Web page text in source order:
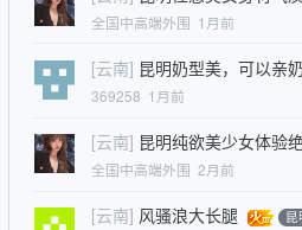
全国中高端外围 1月前
[云南] 昆明奶型美，可以亲
369258 1月前
[云南] 昆明纯欲美少女体验
全国中高端外围 2月前
[云南] 风骚浪大长腿 昆